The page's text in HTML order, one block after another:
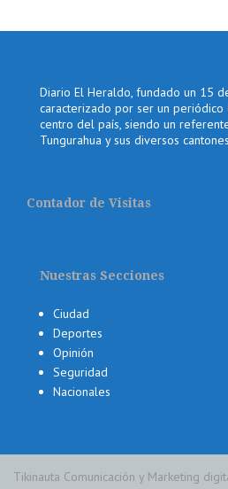
Diario El Heraldo, fundado un 15
caracterizado por ser un
centro del país, siendo un
Tungurahua y sus diversos
Contador de Visitas
Nuestras Secciones
Ciudad
Deportes
Opinión
Seguridad
Nacionales
Tikinauta Comunicación y Marketing